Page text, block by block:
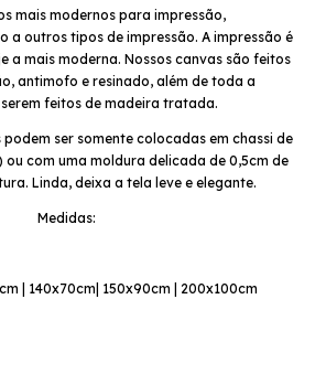
mais modernos para impressão,
a outros tipos de impressão. A impressão é
a mais moderna. Nossos canvas são feitos
antimofo e resinado, além de toda a
feitos de madeira tratada.
ser somente colocadas em chassi de
com uma moldura delicada de 0,5cm de
Linda, deixa a tela leve e elegante.
Medidas:
| 140x70cm| 150x90cm | 200x100cm